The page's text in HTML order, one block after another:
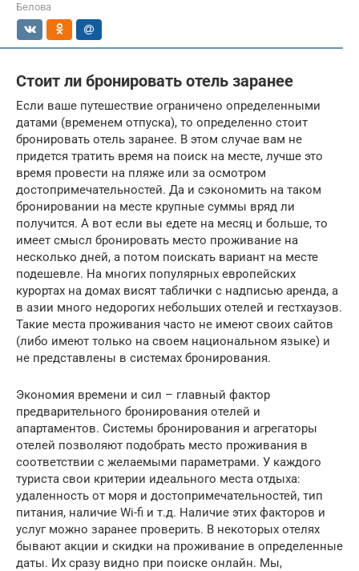
Белова
Стоит ли бронировать отель заранее
Если ваше путешествие ограничено определенными
датами (временем отпуска), то определенно стоит
бронировать отель заранее. В этом случае вам не
придется тратить время на поиск на месте, лучше это
время провести на пляже или за осмотром
достопримечательностей. Да и сэкономить на таком
бронировании на месте крупные суммы вряд ли
получится. А вот если вы едете на месяц и больше, то
имеет смысл бронировать место проживание на
несколько дней, а потом поискать вариант на месте
подешевле. На многих популярных европейских
курортах на домах висят таблички с надписью аренда, а
в азии много недорогих небольших отелей и гестхаузов.
Такие места проживания часто не имеют своих сайтов
(либо имеют только на своем национальном языке) и
не представлены в системах бронирования.
Экономия времени и сил – главный фактор
предварительного бронирования отелей и
апартаментов. Системы бронирования и агрегаторы
отелей позволяют подобрать место проживания в
соответствии с желаемыми параметрами. У каждого
туриста свои критерии идеального места отдыха:
удаленность от моря и достопримечательностей, тип
питания, наличие Wi-fi и т.д. Наличие этих факторов и
услуг можно заранее проверить. В некоторых отелях
бывают акции и скидки на проживание в определенные
даты. Их сразу видно при поиске онлайн. Мы,